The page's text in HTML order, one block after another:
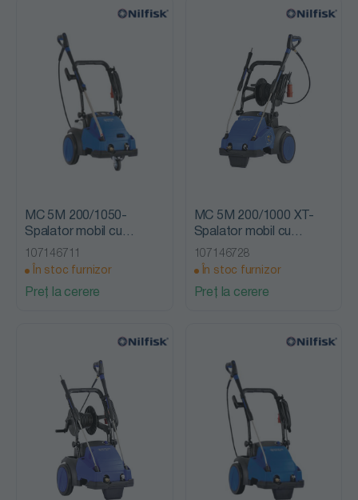
MC 5M 200/1050-
Spalator mobil cu
presiune, fara incalzire,
Nilfisk Alto
107146711
În stoc furnizor
Preț la cerere
MC 5M 200/1000 XT-
Spalator mobil cu
presiune, fara incalzire,
Nilfisk Alto
107146728
În stoc furnizor
Preț la cerere